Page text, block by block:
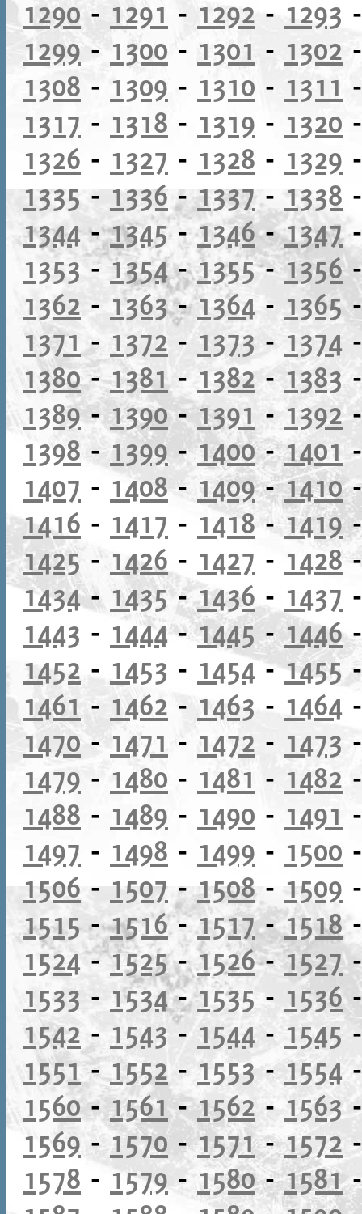
1290- 1291 - 1292 - 1293
1299-1300 - 1301 - 1302
1308 - 1309 - 1310 - 1311
1317 - 1318 - 1319 - 1320
1326 - 1327 - 1328 - 1329
1335 - 1336 -1337- 1338
1344-1345-1346-1347
1353-1354-1355-1356
1362 - 1363-1364 - 1365
1371 - 1372 - 1373 - 1374
1380-1381- 1382 - 1383
1389-1390-1391 -1392
1398 -1399 -1400-1401
1407 - 1408-1409-1410
1416 - 1417 - 1418-1419
1425- 1426 - 1427 - 1428
1434- 1435-1436 - 1437
1443 - 1444-1445- 1446
1452 - 1453 - 1454-1455
1461 - 1462 - 1463 - 1464
1470-1471 - 1472 - 1473
1479 - 1480 - 1481 - 1482
1488 - 1489 - 1490 - 1491
1497 - 1498 - 1499 - 1500
1506 - 1507 -1508- 1509
1515-1516-1517-1518
1524-1525-1526-1527
1533 - 1534-1535 - 1536
1542 - 1543- 1544-1545
1551-1552 - 1553-1554
1560-1561-1562-1563
1569 -1570-1571-1572
1578 - 1579 -1580-1581